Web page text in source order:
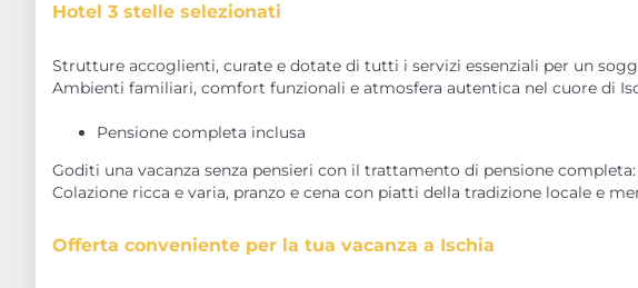
Hotel 3 stelle selezionati
Strutture accoglienti, curate e dotate di tutti i servizi essenziali per un
Ambienti familiari, comfort funzionali e atmosfera autentica nel cuore di
Pensione completa inclusa
Goditi una vacanza senza pensieri con il trattamento di pensione completa:
Colazione ricca e varia, pranzo e cena con piatti della tradizione locale e
Offerta conveniente per la tua vacanza a Ischia